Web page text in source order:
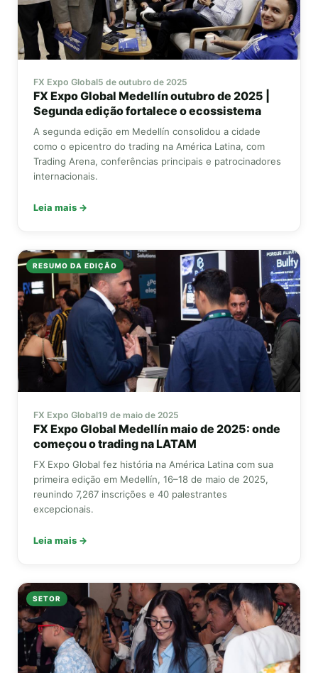
FX Expo Global5 de outubro de 2025
FX Expo Global Medellín outubro de 2025 |
Segunda edição fortalece o ecossistema
A segunda edição em Medellín consolidou a cidade
como o epicentro do trading na América Latina, com
Trading Arena, conferências principais e patrocinadores
internacionais.
Leia mais →
RESUMO DA EDIÇÃO
FX Expo Global19 de maio de 2025
FX Expo Global Medellín maio de 2025: onde
começou o trading na LATAM
FX Expo Global fez história na América Latina com sua
primeira edição em Medellín, 16–18 de maio de 2025,
reunindo 7,267 inscrições e 40 palestrantes
excepcionais.
Leia mais →
SETOR